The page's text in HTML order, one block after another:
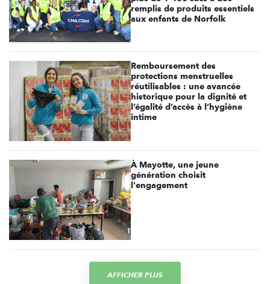
remplis de produits essentiels
aux enfants de Norfolk
Remboursement des
protections menstruelles
réutilisables : une avancée
historique pour la dignité et
l’égalité d’accès à l’hygiène
intime
À Mayotte, une jeune
génération choisit
l'engagement
AFFICHER PLUS